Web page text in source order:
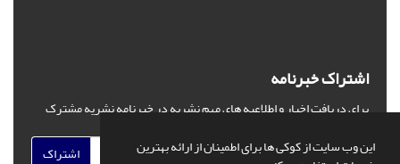
این وب سایت از کوکی ها برای اطمینان از ارائه بهترین
اشتراک خبرنامه
برای دریافت اخبار و اطلاعیه های مهم نشریه در خبرنامه نشریه مشترک
اشتراک